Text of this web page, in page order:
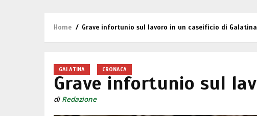
Briciole
pane
Home / Grave infortunio sul lavoro in un caseificio di Galatina
GALATINA CRONACA
Grave infortunio sul
di Redazione